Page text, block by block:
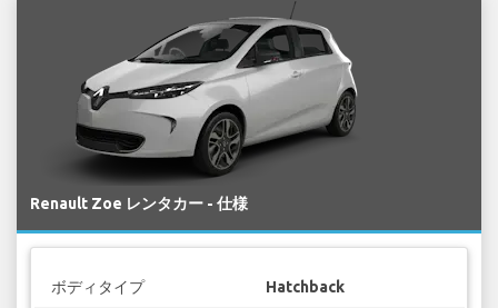
Renault Zoe レンタカー - 仕様
ボディタイプ Hatchback